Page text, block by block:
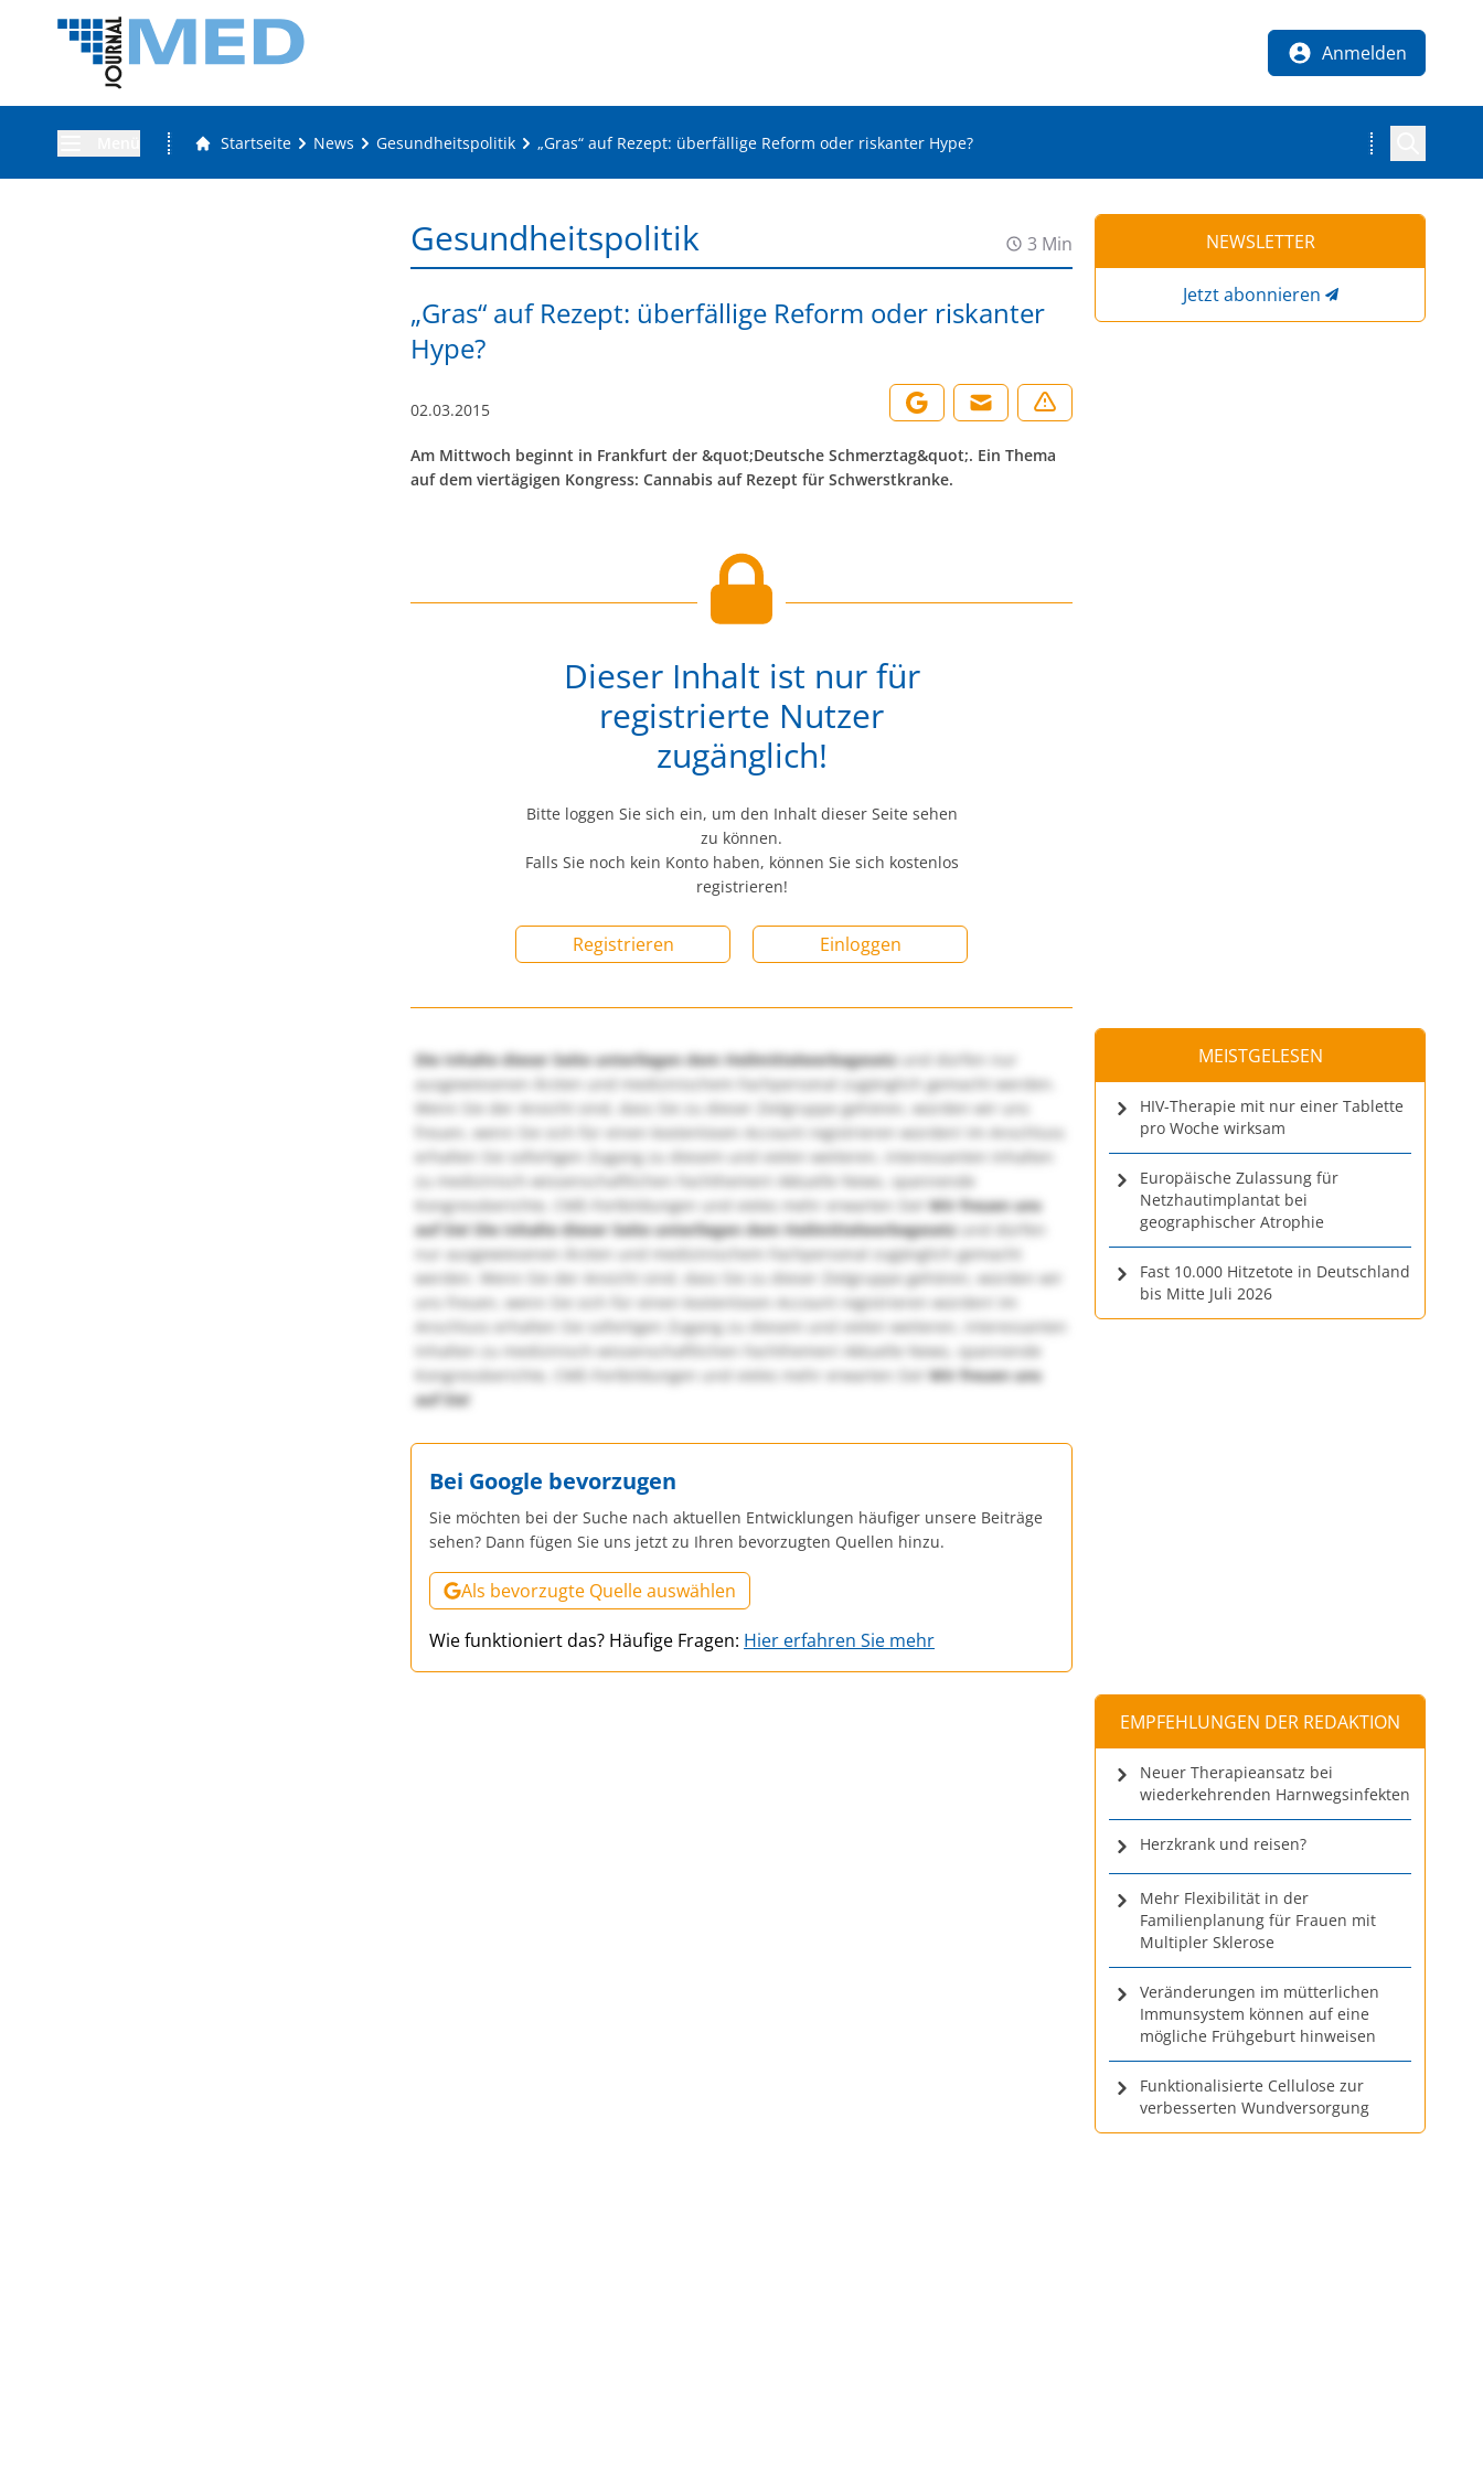
Anmelden
Startseite News Gesundheitspolitik „Gras“ auf Rezept: überfällige Reform oder riskanter Hype?
Gesundheitspolitik 3 Min
„Gras“ auf Rezept: überfällige Reform oder riskanter
Hype?
02.03.2015
Am Mittwoch beginnt in Frankfurt der &quot;Deutsche Schmerztag&quot;. Ein Thema
auf dem viertägigen Kongress: Cannabis auf Rezept für Schwerstkranke.
Dieser Inhalt ist nur für
registrierte Nutzer
zugänglich!
Bitte loggen Sie sich ein, um den Inhalt dieser Seite sehen
zu können.
Falls Sie noch kein Konto haben, können Sie sich kostenlos
registrieren!
Registrieren Einloggen
Die Inhalte dieser Seite unterliegen dem Heilmittelwerbegesetzund dürfen nur
ausgewiesenen Ärzten und medizinischem Fachpersonal zugänglich gemacht werden.
Wenn Sie der Ansicht sind, dass Sie zu dieser Zielgruppe gehören, würden wir uns
freuen, wenn Sie sich für einen kostenlosen Account registrieren würden! Im Anschluss
erhalten Sie sofortigen Zugang zu diesem und vielen weiteren, interessanten Inhalten
zu medizinisch-wissenschaftlichen Fachthemen! Aktuelle News, spannende
Kongressberichte, CME-Fortbildungen und vieles mehr erwarten Sie!Wir freuen uns
auf Sie! Die Inhalte dieser Seite unterliegen dem Heilmittelwerbegesetzund dürfen
nur ausgewiesenen Ärzten und medizinischem Fachpersonal zugänglich gemacht
werden. Wenn Sie der Ansicht sind, dass Sie zu dieser Zielgruppe gehören, würden wir
uns freuen, wenn Sie sich für einen kostenlosen Account registrieren würden! Im
Anschluss erhalten Sie sofortigen Zugang zu diesem und vielen weiteren, interessanten
Inhalten zu medizinisch-wissenschaftlichen Fachthemen! Aktuelle News, spannende
Kongressberichte, CME-Fortbildungen und vieles mehr erwarten Sie! Wir freuen uns
auf Sie!
Bei Google bevorzugen
Sie möchten bei der Suche nach aktuellen Entwicklungen häufiger unsere Beiträge
sehen? Dann fügen Sie uns jetzt zu Ihren bevorzugten Quellen hinzu.
Als bevorzugte Quelle auswählen
Wie funktioniert das? Häufige Fragen: Hier erfahren Sie mehr
NEWSLETTER
Jetzt abonnieren
MEISTGELESEN
HIV-Therapie mit nur einer Tablette
pro Woche wirksam
Europäische Zulassung für
Netzhautimplantat bei
geographischer Atrophie
Fast 10.000 Hitzetote in Deutschland
bis Mitte Juli 2026
EMPFEHLUNGEN DER REDAKTION
Neuer Therapieansatz bei
wiederkehrenden Harnwegsinfekten
Herzkrank und reisen?
Mehr Flexibilität in der
Familienplanung für Frauen mit
Multipler Sklerose
Veränderungen im mütterlichen
Immunsystem können auf eine
mögliche Frühgeburt hinweisen
Funktionalisierte Cellulose zur
verbesserten Wundversorgung